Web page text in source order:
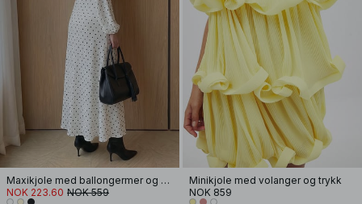
Maxikjole med ballongermer og åpen rygg
NOK 223.60 NOK 559
Minikjole med volanger og trykk
NOK 859